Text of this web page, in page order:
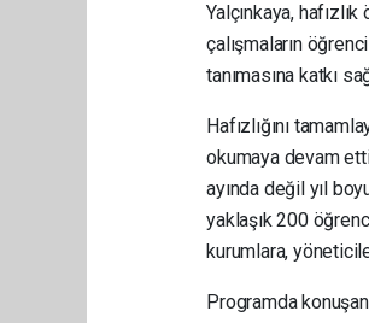
Yalçınkaya,
çalışmaların
tanımasına katkı
Hafızlığını
okumaya devam
ayında değil yıl
yaklaşık 200
kurumlara,
Programda